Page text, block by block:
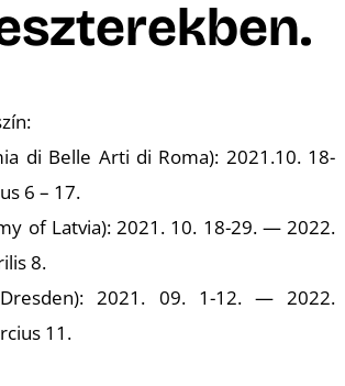
di Belle Arti di Roma): 2021.10. 18-
6 – 17.
of Latvia): 2021. 10. 18-29. — 2022.
8.
2021. 09. 1-12. — 2022.
11.